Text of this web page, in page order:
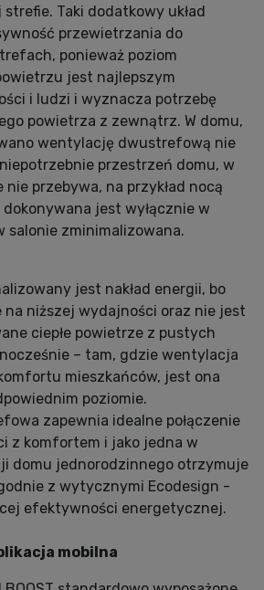
Taki dodatkowy układ
przewietrzania do
ponieważ poziom
jest najlepszym
i ludzi i wyznacza potrzebę
powietrza z zewnątrz. W domu,
wentylację dwustrefową nie
przestrzeń domu, w
przebywa, na przykład nocą
jest wyłącznie w
salonie zminimalizowana.
jest nakład energii, bo
na niższej wydajności oraz nie jest
ciepłe powietrze z pustych
– tam, gdzie wentylacja
mieszkańców, jest ona
poziomie.
zapewnia idealne połączenie
z komfortem i jako jedna w
domu jednorodzinnego otrzymuje
z wytycznymi Ecodesign -
efektywności energetycznej.
mobilna